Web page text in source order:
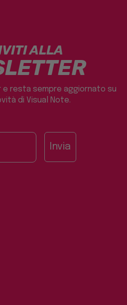
ALLA
resta sempre aggiornato su
di Visual Note.
Invia